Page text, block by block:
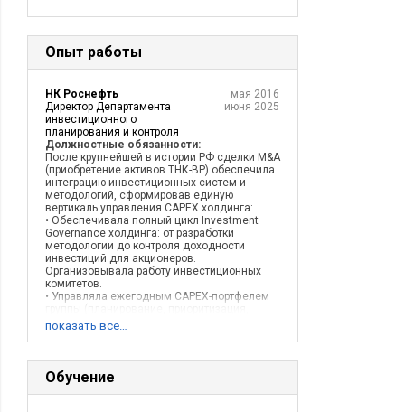
Опыт работы
НК Роснефть
Директор Департамента
инвестиционного
планирования и контроля
мая 2016
июня 2025
Должностные обязанности:
После крупнейшей в истории РФ сделки M&A
(приобретение активов ТНК-ВР) обеспечила
интеграцию инвестиционных систем и
методологий, сформировав единую
вертикаль управления CAPEX холдинга:
• Обеспечивала полный цикл Investment
Governance холдинга: от разработки
методологии до контроля доходности
инвестиций для акционеров.
Организовывала работу инвестиционных
комитетов.
• Управляла ежегодным CAPEX-портфелем
мониторинг) объемом свыше 1 трлн рублей и
переработка, сеть АЗС, логистика,
сервисное обслуживание, строительство, а
также масштабные IT-проекты и проекты
R&D.
показать все…
Обучение